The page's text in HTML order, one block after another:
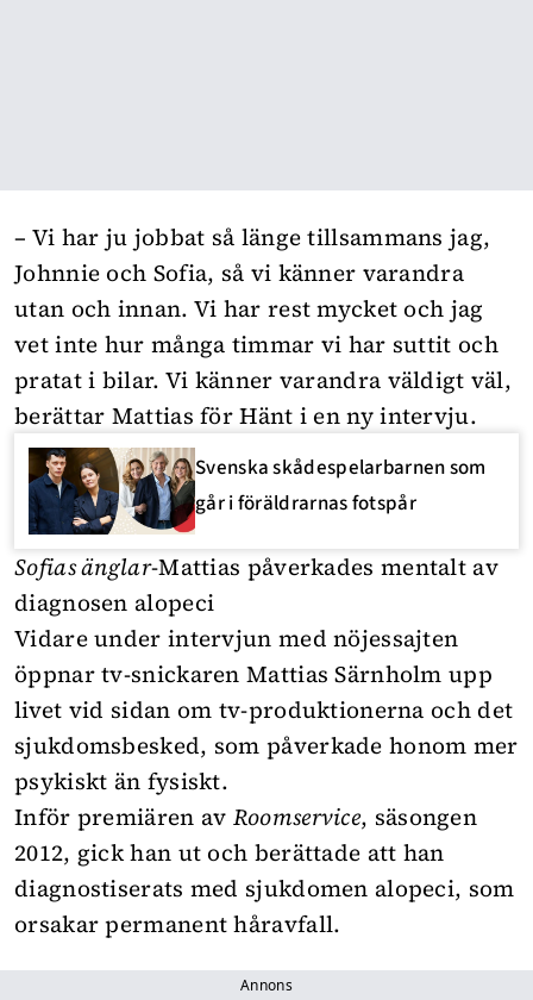
– Vi har ju jobbat så länge tillsammans jag,
Johnnie och Sofia, så vi känner varandra
utan och innan. Vi har rest mycket och jag
vet inte hur många timmar vi har suttit och
pratat i bilar. Vi känner varandra väldigt väl,
berättar Mattias förHänt i en ny intervju.
Svenska skådespelarbarnen som
går i föräldrarnas fotspår
Sofias änglar-Mattias påverkades mentalt av
diagnosen alopeci
Vidare under intervjun med nöjessajten
öppnar tv-snickaren Mattias Särnholm upp
livet vid sidan om tv-produktionerna och det
sjukdomsbesked, som påverkade honom mer
psykiskt än fysiskt.
Inför premiären av Roomservice, säsongen
2012, gick han ut och berättade att han
diagnostiserats med sjukdomen alopeci, som
orsakar permanent håravfall.
Annons